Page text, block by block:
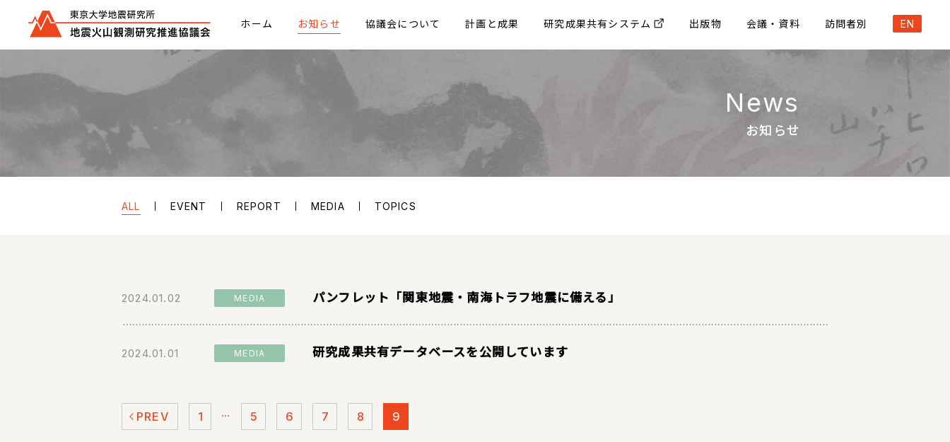
ホーム お知らせ 協議会について 計画と成果 研究成果共有システム 出版物 会議・資料 訪問者別 EN
News
お知らせ
ALL EVENT REPORT MEDIA TOPICS
2024.01.02 MEDIA パンフレット「関東地震・南海トラフ地震に備える」
2024.01.01 MEDIA 研究成果共有データベースを公開しています
PREV 1 … 5 6 7 8 9